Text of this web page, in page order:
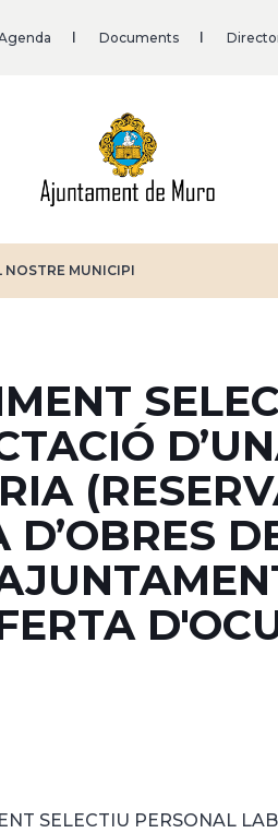
Documents
NOSTRE MUNICIPI
D’OBRES
SELECTIU PERSONAL